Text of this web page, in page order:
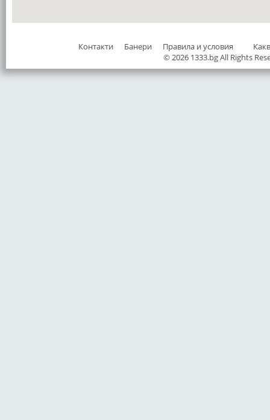
Контакти Банери Правила и условия
© 2026 1333.bg All Rights